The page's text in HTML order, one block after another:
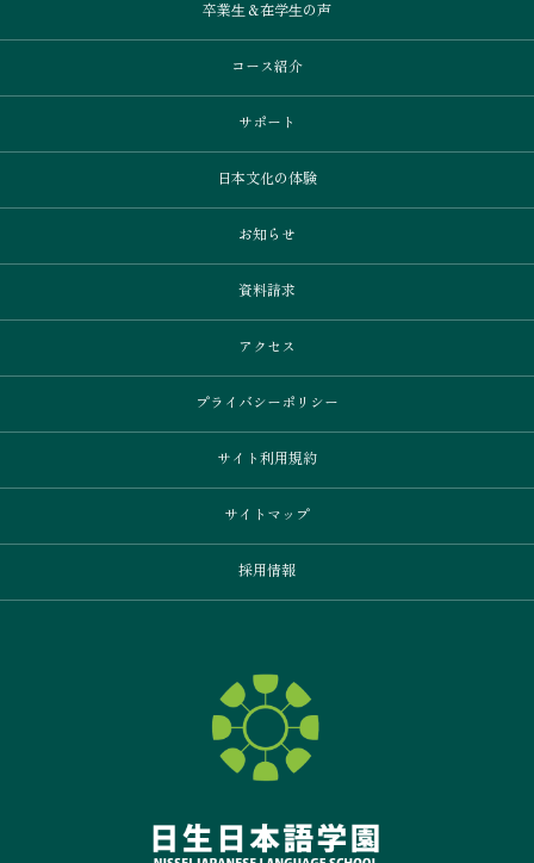
卒業⽣＆在学⽣の声
コース紹介
サポート
日本文化の体験
お知らせ
資料請求
アクセス
プライバシーポリシー
サイト利用規約
サイトマップ
採用情報